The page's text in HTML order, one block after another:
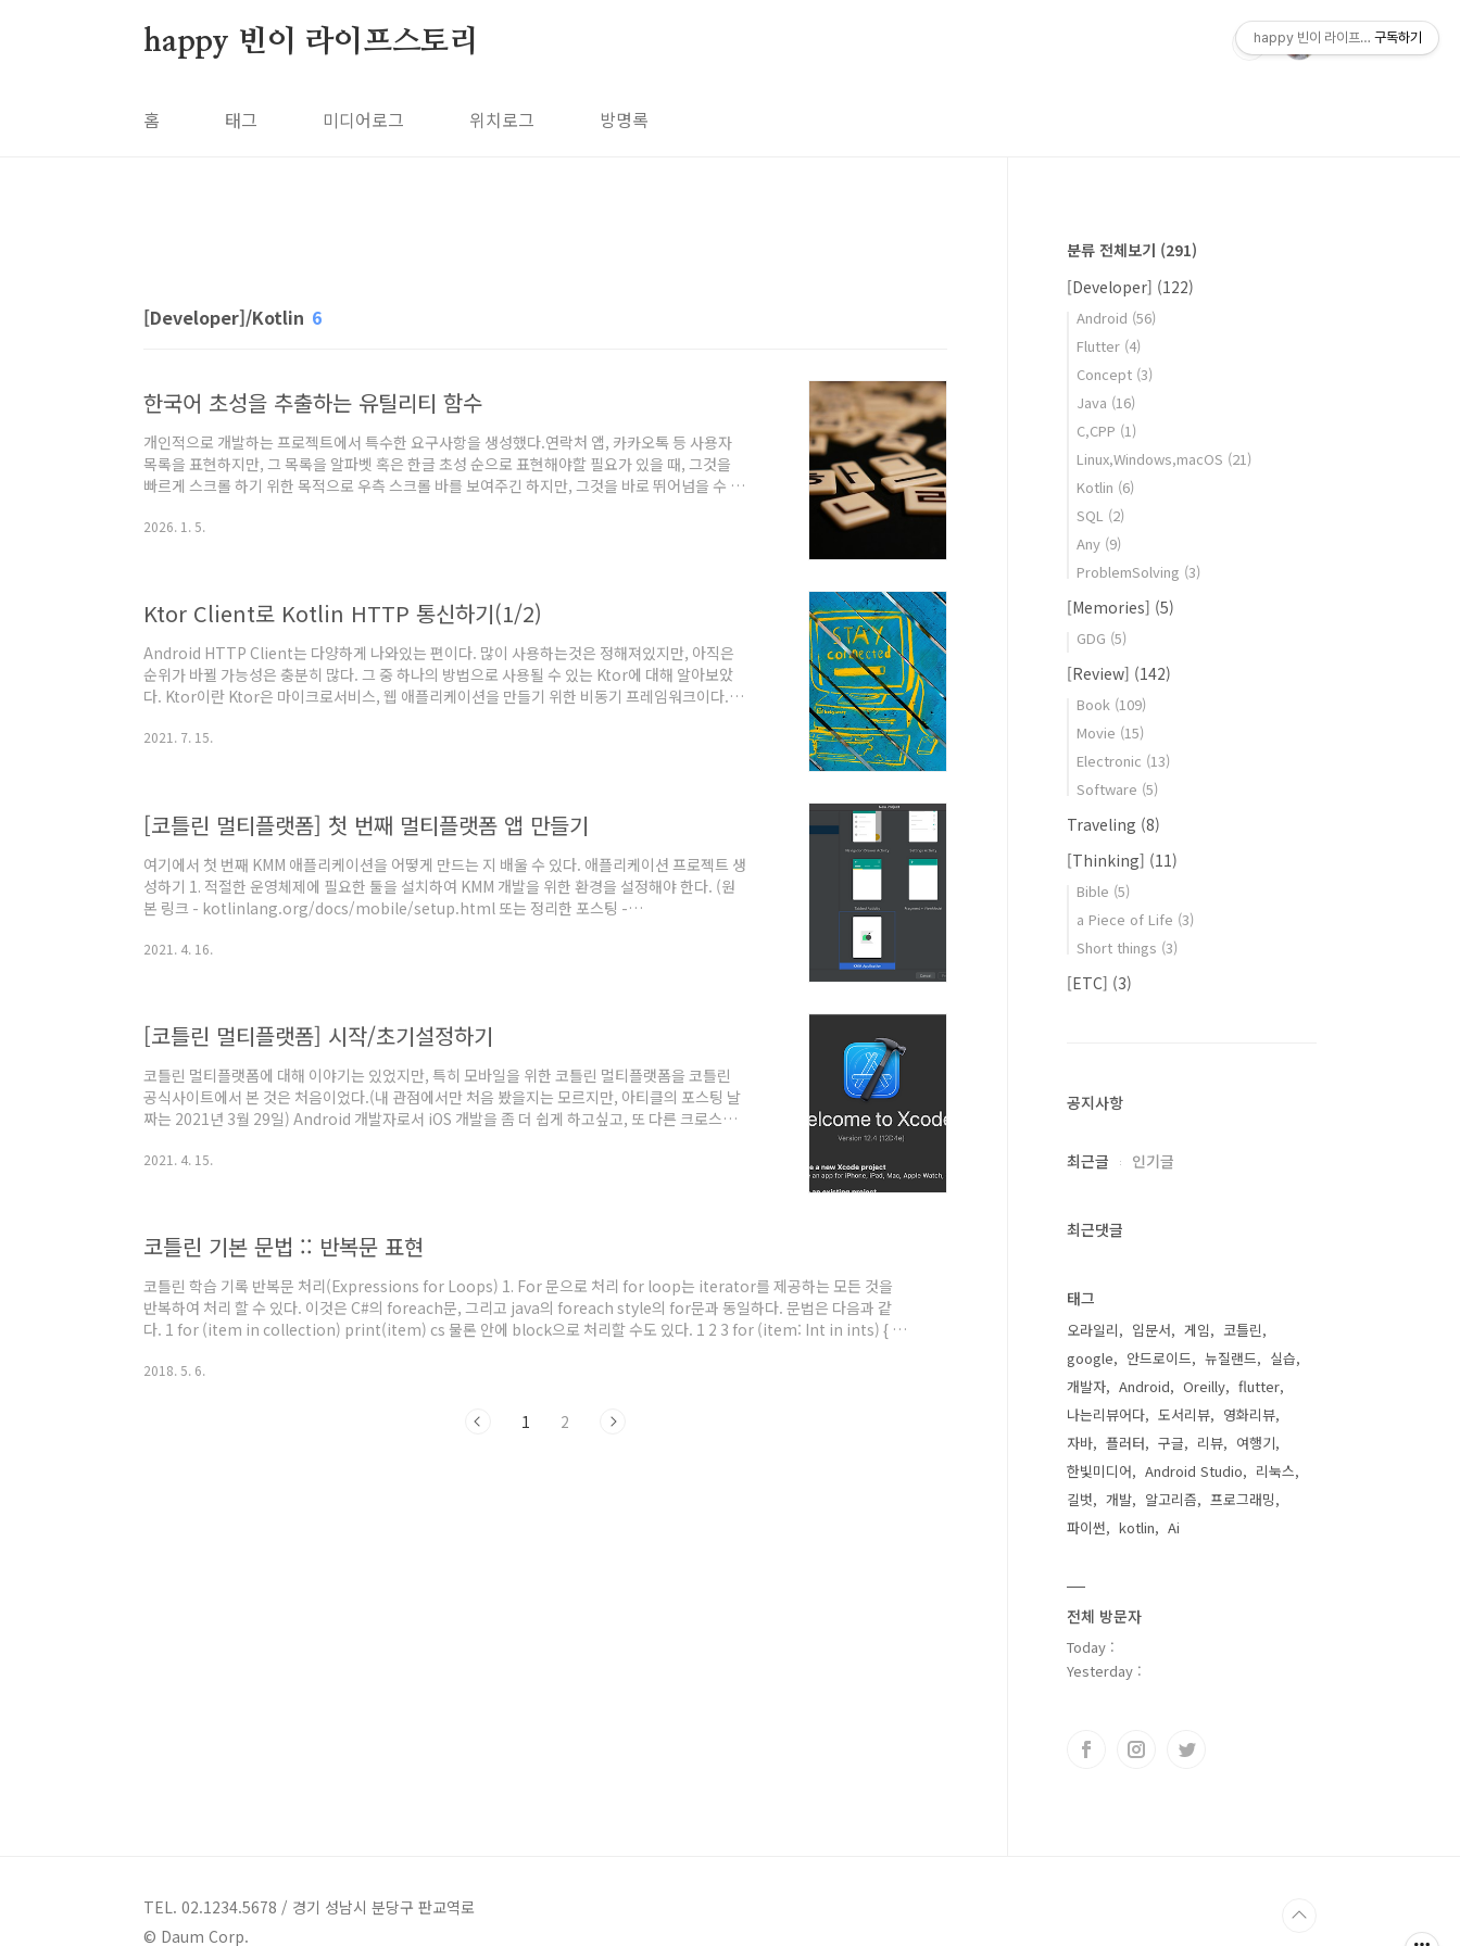
happy 빈이 라이프스토리
홈 태그 미디어로그 위치로그 방명록
[Developer]/Kotlin 6
한국어 초성을 추출하는 유틸리티 함수
개인적으로 개발하는 프로젝트에서 특수한 요구사항을 생성했다.연락처 앱, 카카오톡 등 사용자
목록을 표현하지만, 그 목록을 알파벳 혹은 한글 초성 순으로 표현해야할 필요가 있을 때, 그것을
빠르게 스크롤 하기 위한 목적으로 우측 스크롤 바를 보여주긴 하지만, 그것을 바로 뛰어넘을 수 있
으면, [ㄱ, ㅁ] 목록을 따로 추출하여 순차적으로 돌려주는 것이다.이것을 만들기 위한 알고리즘과
2026. 1. 5.
Ktor Client로 Kotlin HTTP 통신하기(1/2)
Android HTTP Client는 다양하게 나와있는 편이다. 많이 사용하는것은 정해져있지만, 아직은
순위가 바뀔 가능성은 충분히 많다. 그 중 하나의 방법으로 사용될 수 있는 Ktor에 대해 알아보았
다. Ktor이란 Ktor은 마이크로서비스, 웹 애플리케이션을 만들기 위한 비동기 프레임워크이다. 스
1.6.1이 최신버전이다. Ktor에는 서버와 클라이언트 두 가지 모듈이 모두 제공되고 있다. 이 중 안
2021. 7. 15.
[코틀린 멀티플랫폼] 첫 번째 멀티플랫폼 앱 만들기
여기에서 첫 번째 KMM 애플리케이션을 어떻게 만드는 지 배울 수 있다. 애플리케이션 프로젝트 생
성하기 1. 적절한 운영체제에 필요한 툴을 설치하여 KMM 개발을 위한 환경을 설정해야 한다. (원
본 링크 - kotlinlang.org/docs/mobile/setup.html 또는 정리한 포스팅 -
Mac이 필요하다. 이곳에는 iOS 관련 코드 작성 및 iOS 애플리케이션 실행이 포함된다. 이러한 단
2021. 4. 16.
[코틀린 멀티플랫폼] 시작/초기설정하기
코틀린 멀티플랫폼에 대해 이야기는 있었지만, 특히 모바일을 위한 코틀린 멀티플랫폼을 코틀린
공식사이트에서 본 것은 처음이었다.(내 관점에서만 처음 봤을지는 모르지만, 아티클의 포스팅 날
짜는 2021년 3월 29일) Android 개발자로서 iOS 개발을 좀 더 쉽게 하고싶고, 또 다른 크로스플
KMM(Kotlin Multiplatform Mobile)으로 첫 번째 크로스 플랫폼 모바일 애플리케이션을 만들
2021. 4. 15.
코틀린 기본 문법 :: 반복문 표현
코틀린 학습 기록 반복문 처리(Expressions for Loops) 1. For 문으로 처리 for loop는 iterator를 제공하는 모든 것을
반복하여 처리 할 수 있다. 이것은 C#의 foreach문, 그리고 java의 foreach style의 for문과 동일하다. 문법은 다음과 같
다. 1 for (item in collection) print(item) cs 물론 안에 block으로 처리할 수도 있다. 1 2 3 for (item: Int in ints) { //
시 operator 라고 별도로 명시까지 되어있어야 한다.) - 지정된 자료형으로 리턴 하..
2018. 5. 6.
1 2
분류 전체보기 (291)
[Developer] (122)
Android (56)
Flutter (4)
Concept (3)
Java (16)
C,CPP (1)
Linux,Windows,macOS (21)
Kotlin (6)
SQL (2)
Any (9)
ProblemSolving (3)
[Memories] (5)
GDG (5)
[Review] (142)
Book (109)
Movie (15)
Electronic (13)
Software (5)
Traveling (8)
[Thinking] (11)
Bible (5)
a Piece of Life (3)
Short things (3)
[ETC] (3)
공지사항
최근글 인기글
최근댓글
태그
오라일리 입문서 게임
코틀린
google
안드로이드 뉴질랜드
실습
개발자
Android Oreilly
flutter
나는리뷰어다
도서리뷰
영화리뷰
자바
플러터 구글 리뷰
여행기
한빛미디어
Android Studio
리눅스
길벗
개발 알고리즘
프로그래밍
파이썬
kotlin Ai
전체 방문자
Today :
Yesterday :
TEL. 02.1234.5678 / 경기 성남시 분당구 판교역로
© Daum Corp.
happy 빈이 라이프스토리구독하기